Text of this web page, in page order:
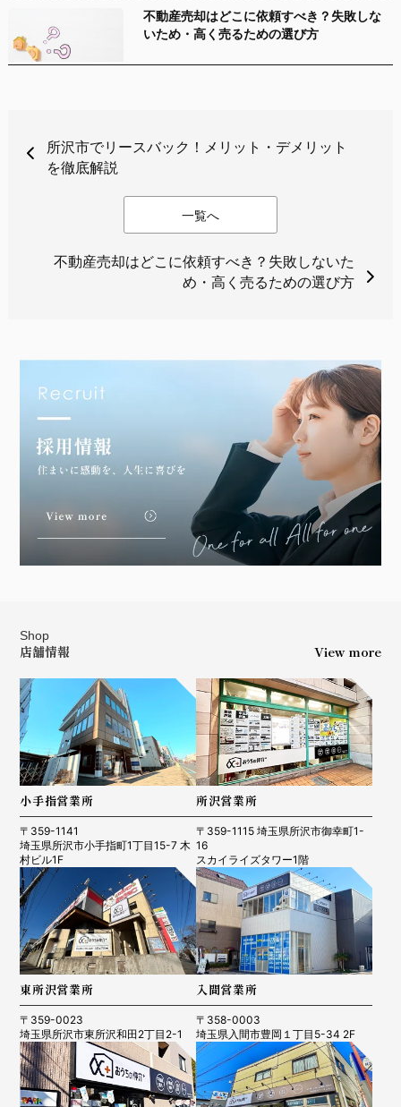
所沢市でリースバック！メリット・デメリット
を徹底解説
一覧へ
不動産売却はどこに依頼すべき？失敗しないた
め・高く売るための選び方
Shop
店舗情報 View more
小手指営業所
〒359-1141
埼玉県所沢市小手指町1丁目15-7 木
村ビル1F
所沢営業所
〒359-1115 埼玉県所沢市御幸町1-
16
スカイライズタワー1階
東所沢営業所
〒359-0023
埼玉県所沢市東所沢和田2丁目2-1
入間営業所
〒358-0003
埼玉県入間市豊岡１丁目5-34 2F